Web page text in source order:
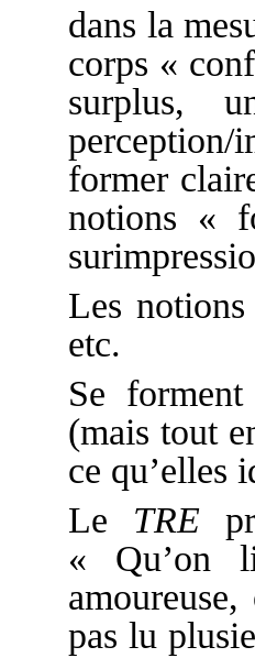
dans la
corps «
surplus,
former
notions «
Les
etc.
Se
(mais tout
ce qu’elles
Le TRE
« Qu’on
pas lu